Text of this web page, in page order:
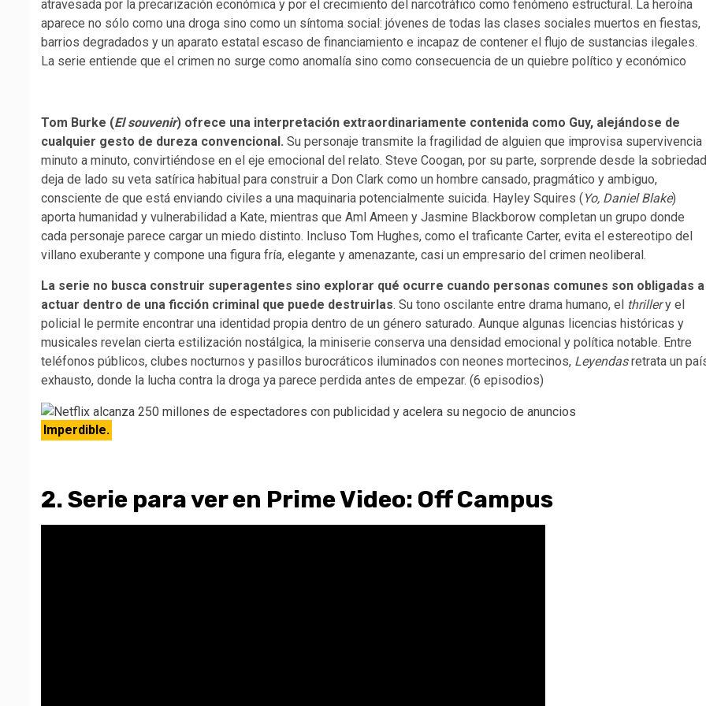
atravesada por la precarización económica y por el crecimiento del narcotráfico como fenómeno estructural. La heroína
aparece no sólo como una droga sino como un síntoma social: jóvenes de todas las clases sociales muertos en fiestas,
barrios degradados y un aparato estatal escaso de financiamiento e incapaz de contener el flujo de sustancias ilegales.
La serie entiende que el crimen no surge como anomalía sino como consecuencia de un quiebre político y económico
Tom Burke (El souvenir) ofrece una interpretación extraordinariamente contenida como Guy, alejándose de
cualquier gesto de dureza convencional. Su personaje transmite la fragilidad de alguien que improvisa supervivencia
minuto a minuto, convirtiéndose en el eje emocional del relato. Steve Coogan, por su parte, sorprende desde la
deja de lado su veta satírica habitual para construir a Don Clark como un hombre cansado, pragmático y ambiguo,
consciente de que está enviando civiles a una maquinaria potencialmente suicida. Hayley Squires (Yo, Daniel Blake)
aporta humanidad y vulnerabilidad a Kate, mientras que Aml Ameen y Jasmine Blackborow completan un grupo donde
cada personaje parece cargar un miedo distinto. Incluso Tom Hughes, como el traficante Carter, evita el estereotipo del
villano exuberante y compone una figura fría, elegante y amenazante, casi un empresario del crimen neoliberal.
La serie no busca construir superagentes sino explorar qué ocurre cuando personas comunes son obligadas a
actuar dentro de una ficción criminal que puede destruirlas. Su tono oscilante entre drama humano, el thrillery el
policial le permite encontrar una identidad propia dentro de un género saturado. Aunque algunas licencias históricas y
musicales revelan cierta estilización nostálgica, la miniserie conserva una densidad emocional y política notable. Entre
teléfonos públicos, clubes nocturnos y pasillos burocráticos iluminados con neones mortecinos, Leyendasretrata un
exhausto, donde la lucha contra la droga ya parece perdida antes de empezar. (6 episodios)
Imperdible.
2. Serie para ver en Prime Video: Off Campus